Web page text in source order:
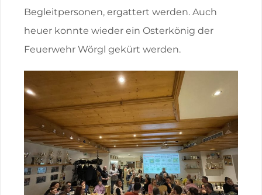
Begleitpersonen, ergattert werden. Auch
heuer konnte wieder ein Osterkönig der
Feuerwehr Wörgl gekürt werden.